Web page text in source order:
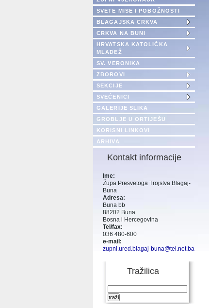
SVETE MISE I POBOŽNOSTI
BLAGAJSKA CRKVA
CRKVA NA BUNI
HRVATSKA KATOLIČKA
MLADEŽ
SV. VERONIKA
ZBOROVI
SEKCIJE
SVEĆENICI
GALERIJE SLIKA
GROBLJE U ORTIJEŠU
KORISNI LINKOVI
ARHIVA
Kontakt informacije
Ime:
Župa Presvetoga Trojstva Blagaj-
Buna
Adresa:
Buna bb
88202 Buna
Bosna i Hercegovina
Tel/fax:
036 480-600
e-mail:
zupni.ured.blagaj-buna@tel.net.ba
Tražilica